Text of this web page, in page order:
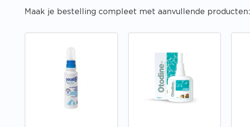
Maak je bestelling compleet met aanvullende producten: